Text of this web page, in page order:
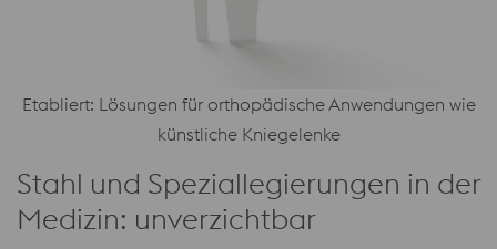
Etabliert: Lösungen für orthopädische Anwendungen wie
künstliche Kniegelenke
Stahl und Speziallegierungen in der
Medizin: unverzichtbar